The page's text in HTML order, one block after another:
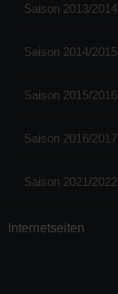
Saison 2013/2014
Saison 2014/2015
Saison 2015/2016
Saison 2016/2017
Saison 2021/2022
Internetseiten